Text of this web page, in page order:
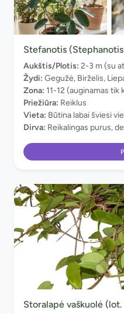
Stefanotis
Aukštis/Plotis: 2-3 m (su
Žydi: Gegužė, Birželis,
Zona: 11-12 (auginamas tik
Priežiūra: Reiklus
Vieta: Būtina labai šviesi
Dirva: Reikalingas purus,
Storalapė vaškuolė